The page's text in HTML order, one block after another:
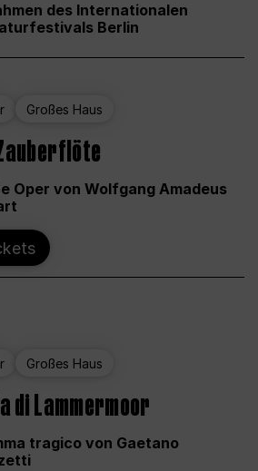
des Internationalen
Berlin
Großes Haus
Oper von Wolfgang Amadeus
Großes Haus
di Lammermoor
tragico von Gaetano